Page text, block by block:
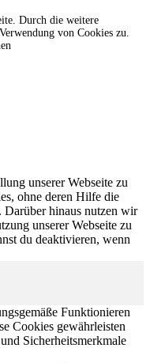
Durch die weitere
von Cookies zu.
unserer Webseite zu
ohne deren Hilfe die
hinaus nutzen wir
unserer Webseite zu
du deaktivieren, wenn
Funktionieren
Cookies gewährleisten
Sicherheitsmerkmale